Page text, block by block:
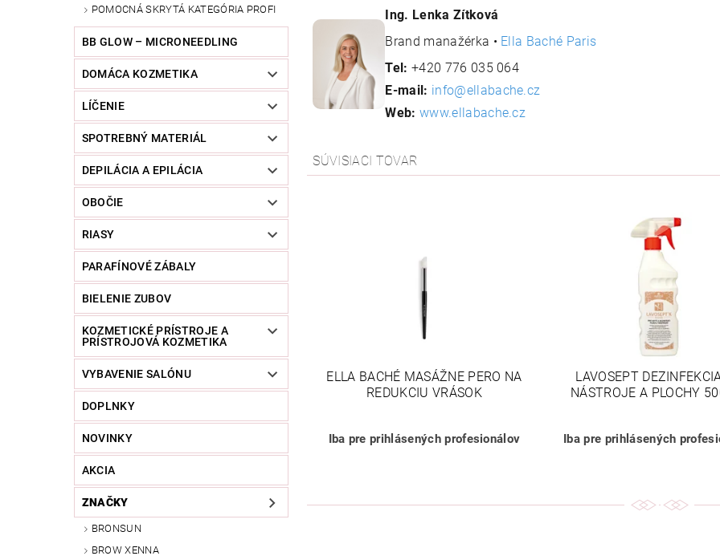
POMOCNÁ SKRYTÁ KATEGÓRIA PROFI
BB GLOW – MICRONEEDLING
DOMÁCA KOZMETIKA
LÍČENIE
SPOTREBNÝ MATERIÁL
DEPILÁCIA A EPILÁCIA
OBOČIE
RIASY
PARAFÍNOVÉ ZÁBALY
BIELENIE ZUBOV
KOZMETICKÉ PRÍSTROJE A
PRÍSTROJOVÁ KOZMETIKA
VYBAVENIE SALÓNU
DOPLNKY
NOVINKY
AKCIA
ZNAČKY
BRONSUN
BROW XENNA
Ing. Lenka Zítková
Brand manažérka • Ella Baché Paris
Tel: +420 776 035 064
E-mail: info@ellabache.cz
Web: www.ellabache.cz
SÚVISIACI TOVAR
ELLA BACHÉ MASÁŽNE PERO NA
REDUKCIU VRÁSOK
Iba pre prihlásených profesionálov
LAVOSEPT
NÁSTROJE A PLOCHY
Iba pre prihlásených